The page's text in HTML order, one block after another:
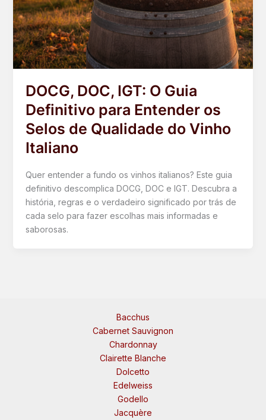
DOCG, DOC, IGT: O Guia
Definitivo para Entender os
Selos de Qualidade do Vinho
Italiano
Quer entender a fundo os vinhos italianos? Este guia
definitivo descomplica DOCG, DOC e IGT. Descubra a
história, regras e o verdadeiro significado por trás de
cada selo para fazer escolhas mais informadas e
saborosas.
Bacchus
Cabernet Sauvignon
Chardonnay
Clairette Blanche
Dolcetto
Edelweiss
Godello
Jacquère